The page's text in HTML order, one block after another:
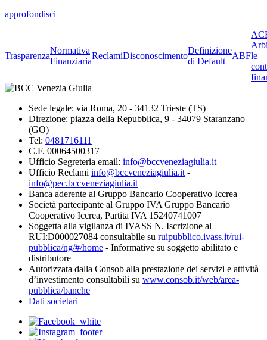
approfondisci
Trasparenza
Normativa
Finanziaria
ReclamiDisconoscimento
Definizione
di Default
ABFle
Sede legale: via Roma, 20 - 34132 Trieste (TS)
Direzione: piazza della Repubblica, 9 - 34079 Staranzano
(GO)
Tel: 0481716111
C.F. 00064500317
Ufficio Segreteria email: info@bccveneziagiulia.it
Ufficio Reclami info@bccveneziagiulia.it-
info@pec.bccveneziagiulia.it
Banca aderente al Gruppo Bancario Cooperativo Iccrea
Società partecipante al Gruppo IVA Gruppo Bancario
Cooperativo Iccrea, Partita IVA 15240741007
Soggetta alla vigilanza di IVASS N. Iscrizione al
RUI:D000027084 consultabile su ruipubblico.ivass.it/rui-
pubblica/ng/#/home - Informative su soggetto abilitato e
distributore
Autorizzata dalla Consob alla prestazione dei servizi e attività
d’investimento consultabili su www.consob.it/web/area-
pubblica/banche
Dati societari